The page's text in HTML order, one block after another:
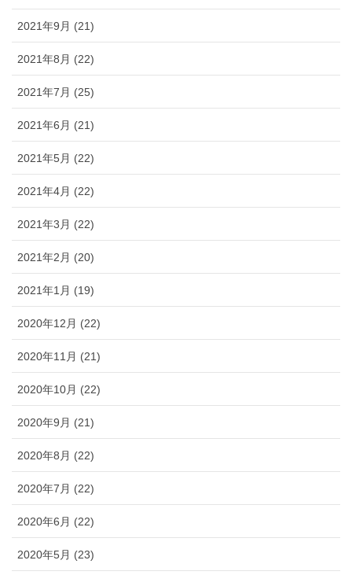
2021年9月 (21)
2021年8月 (22)
2021年7月 (25)
2021年6月 (21)
2021年5月 (22)
2021年4月 (22)
2021年3月 (22)
2021年2月 (20)
2021年1月 (19)
2020年12月 (22)
2020年11月 (21)
2020年10月 (22)
2020年9月 (21)
2020年8月 (22)
2020年7月 (22)
2020年6月 (22)
2020年5月 (23)